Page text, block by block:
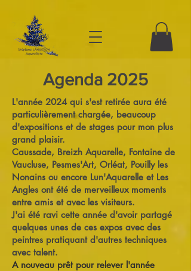
Agenda 2025
L'année 2024 qui s'est retirée aura été
particulièrement chargée, beaucoup
d'expositions et de stages pour mon plus
grand plaisir.
Caussade, Breizh Aquarelle, Fontaine de
Vaucluse, Pesmes'Art, Orléat, Pouilly les
Nonains ou encore Lun'Aquarelle et Les
Angles ont été de merveilleux moments
entre amis et avec les visiteurs.
J'ai été ravi cette année d'avoir partagé
quelques unes de ces expos avec des
peintres pratiquant d'autres techniques
avec talent.
A nouveau prêt pour relever l'année